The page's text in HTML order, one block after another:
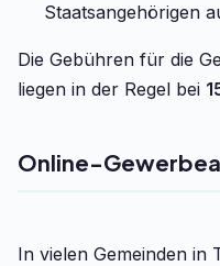
Staatsangehörigen
Die Gebühren für die
liegen in der Regel bei
Online-
In vielen Gemeinden in